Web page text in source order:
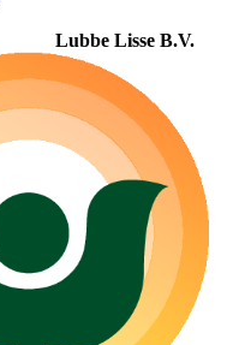
Lubbe Lisse B.V.